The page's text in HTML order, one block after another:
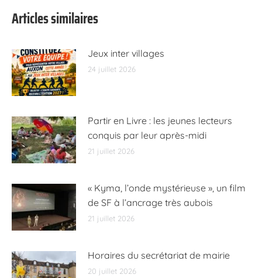
Articles similaires
Jeux inter villages
24 juillet 2026
Partir en Livre : les jeunes lecteurs
conquis par leur après-midi
21 juillet 2026
« Kyma, l’onde mystérieuse », un film
de SF à l’ancrage très aubois
21 juillet 2026
Horaires du secrétariat de mairie
20 juillet 2026